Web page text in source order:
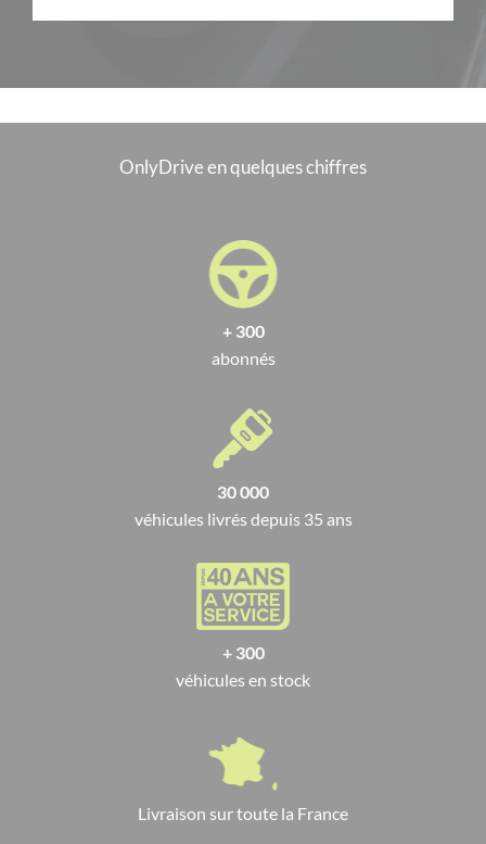
OnlyDrive en quelques chiffres
+ 300
abonnés
30 000
véhicules livrés depuis 35 ans
+ 300
véhicules en stock
Livraison sur toute la France